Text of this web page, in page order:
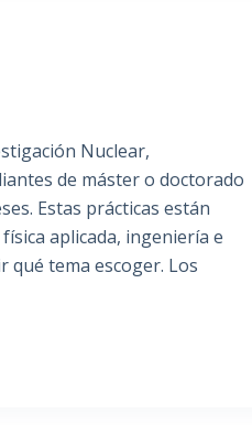
Nuclear,
de máster o doctorado
Estas prácticas están
aplicada, ingeniería e
qué tema escoger. Los